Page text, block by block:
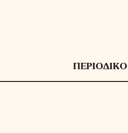
ΠΕΡΙΟΔΙΚΟ